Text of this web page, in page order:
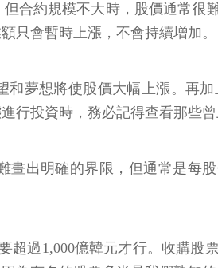
合約規模不大時，股價通常
只會暫時上漲，不會持續增加。
夢想將使股價大幅上漲。再
行投資時，務必記得查看那些曾
出明確的界限，但通常是每
超過1,000億韓元才行。收購